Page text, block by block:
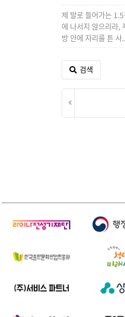
제 발로 들어가는
에 나서지 않으리라,
방 안에 자리를 튼 사
검색